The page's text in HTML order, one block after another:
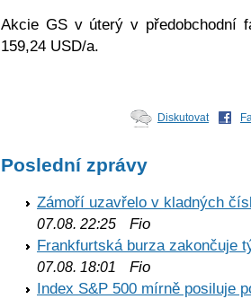
Akcie GS v úterý v předobchodní
159,24 USD/a.
Diskutovat
Poslední zprávy
Zámoří uzavřelo v kladných
07.08. 22:25 Fio
Frankfurtská burza zakončuje
07.08. 18:01
Fio
Index S&P 500 mírně posiluje